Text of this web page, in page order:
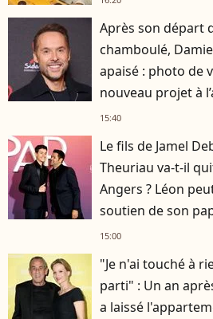
Après son départ
chamboulé,
apaisé : photo de
nouveau projet à
15:40
Le fils de Jamel
Theuriau va-t-il
Angers ? Léon
soutien de son
15:00
"Je n'ai touché à
parti" : Un an
a laissé